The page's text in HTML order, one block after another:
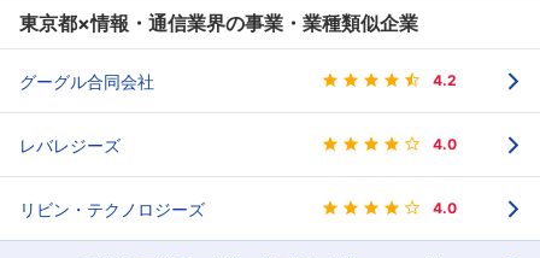
東京都×情報・通信業界の事業・業種類似企業
グーグル合同会社 4.2
レバレジーズ 4.0
リビン・テクノロジーズ 4.0